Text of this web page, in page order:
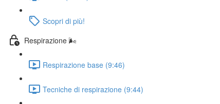
Scopri di più!
Respirazione 🌬️
Respirazione base (9:46)
Tecniche di respirazione (9:44)